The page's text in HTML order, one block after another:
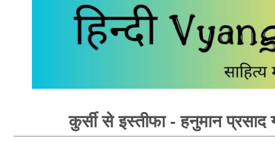
कुर्सी से इस्तीफा - हनुमान प्रसाद